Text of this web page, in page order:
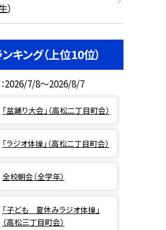
）
キング（上位10位）
2026/7/8～2026/8/7
「盆踊り大会」（高松二丁目町会）
「ラジオ体操」（高松二丁目町会）
全校朝会（全学年）
「子ども 夏休みラジオ体操」
（高松三丁目町会）